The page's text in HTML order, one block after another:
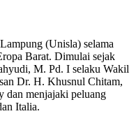
(Unisla) selama
Barat. Dimulai sejak
M. Pd. I selaku Wakil
Dr. H. Khusnul Chitam,
dan menjajaki peluang
Italia.